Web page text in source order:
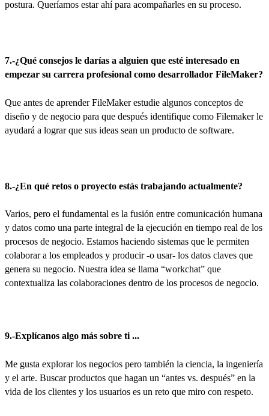
postura. Queríamos estar ahí para acompañarles en su proceso.
7.-¿Qué consejos le darías a alguien que esté interesado en
empezar su carrera profesional como desarrollador FileMaker?
Que antes de aprender FileMaker estudie algunos conceptos de
diseño y de negocio para que después identifique como Filemaker le
ayudará a lograr que sus ideas sean un producto de software.
8.-¿En qué retos o proyecto estás trabajando actualmente?
Varios, pero el fundamental es la fusión entre comunicación humana
y datos como una parte integral de la ejecución en tiempo real de los
procesos de negocio. Estamos haciendo sistemas que le permiten
colaborar a los empleados y producir -o usar- los datos claves que
genera su negocio. Nuestra idea se llama “workchat” que
contextualiza las colaboraciones dentro de los procesos de negocio.
9.-Explícanos algo más sobre ti ...
Me gusta explorar los negocios pero también la ciencia, la ingeniería
y el arte. Buscar productos que hagan un “antes vs. después” en la
vida de los clientes y los usuarios es un reto que miro con respeto.